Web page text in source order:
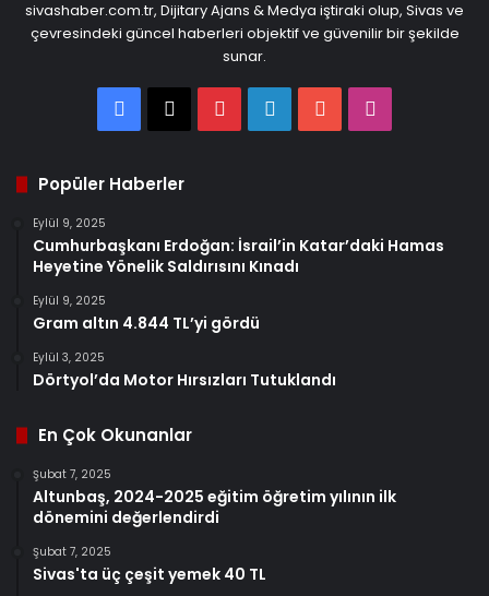
sivashaber.com.tr, Dijitary Ajans & Medya iştiraki olup, Sivas ve
çevresindeki güncel haberleri objektif ve güvenilir bir şekilde
sunar.
Facebook
X PinterestLinkedInYouTube
Popüler Haberler
Eylül 9, 2025
Cumhurbaşkanı Erdoğan: İsrail’in Katar’daki Hamas
Heyetine Yönelik Saldırısını Kınadı
Eylül 9, 2025
Gram altın 4.844 TL’yi gördü
Eylül 3, 2025
Dörtyol’da Motor Hırsızları Tutuklandı
En Çok Okunanlar
Şubat 7, 2025
Altunbaş, 2024-2025 eğitim öğretim yılının ilk
dönemini değerlendirdi
Şubat 7, 2025
Sivas'ta üç çeşit yemek 40 TL